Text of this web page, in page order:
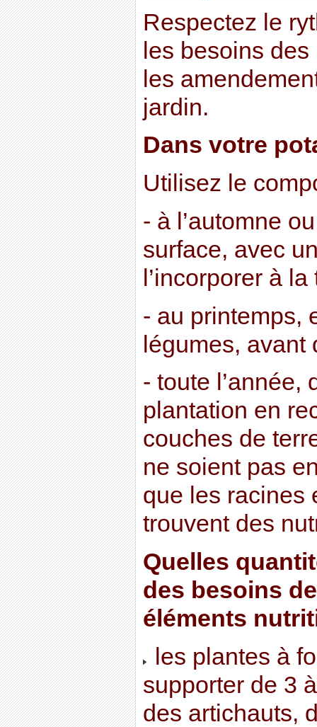
Respectez le
les besoins
les
jardin.
Dans votre
Utilisez le
- à l’automne
surface, avec
l’incorporer à la
- au printemps,
légumes,
- toute l’année,
plantation en
couches de
ne soient pas
que les racines
trouvent des
Quelles
des besoins
éléments
les plantes à
supporter de 3
des artichauts,